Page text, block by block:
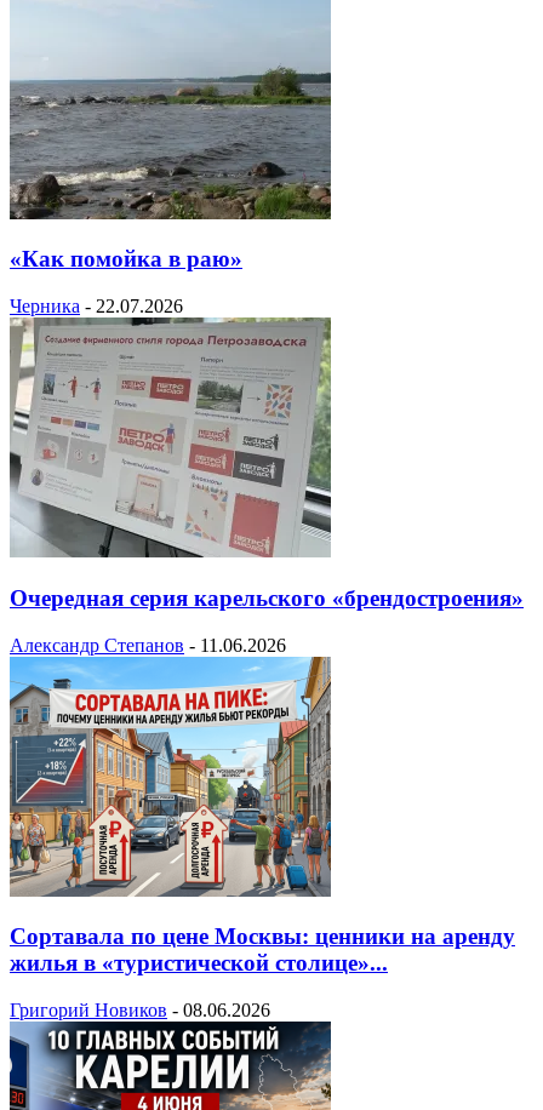
«Как помойка в раю»
Черника - 22.07.2026
Очередная серия карельского «брендостроения»
Александр Степанов - 11.06.2026
Сортавала по цене Москвы: ценники на аренду
жилья в «туристической столице»...
Григорий Новиков - 08.06.2026